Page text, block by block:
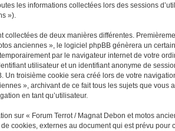
les informations collectées lors des sessions
»).
collectées de deux manières différentes.
anciennes », le logiciel phpBB génèrera un
par le navigateur internet de votre
utilisateur et un identifiant anonyme de
Un troisième cookie sera créé lors de votre
», archivant de ce fait tous les sujets que vous
en tant qu’utilisateur.
sur « Forum Terrot / Magnat Debon et motos
cookies, externes au document qui est prévu